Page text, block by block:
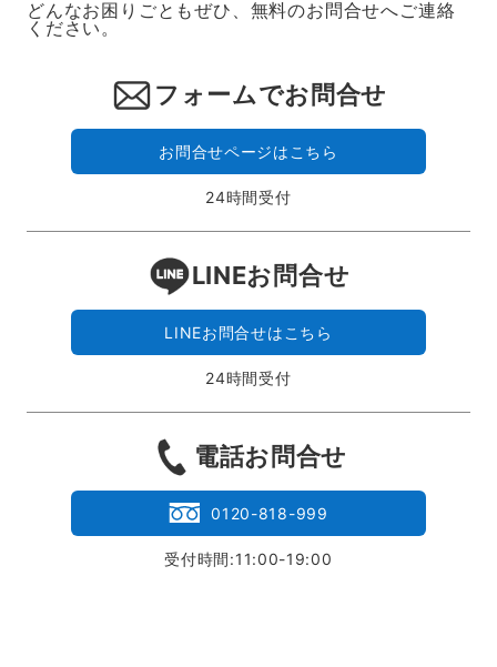
どんなお困りごともぜひ、無料のお問合せへご連絡
ください。
フォームでお問合せ
お問合せページはこちら
24時間受付
LINEお問合せ
LINEお問合せはこちら
24時間受付
電話お問合せ
0120-818-999
受付時間:11:00-19:00